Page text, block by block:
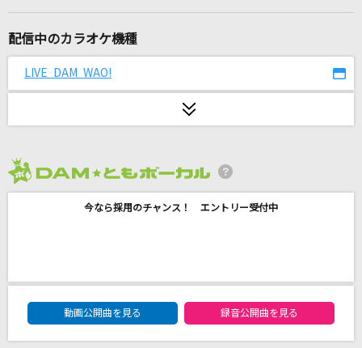
ワンダーランドと羊の歌
ハチ feat.初音ミク
BoA
ray
MAN WITH A MISSION × milet
配信中のカラオケ機種
LIVE DAM WAO!
今なら採用のチャンス！ エントリー受付中
DAM★ともボーカルエントリーランキング
動画公開曲を見る
録音公開曲を見る